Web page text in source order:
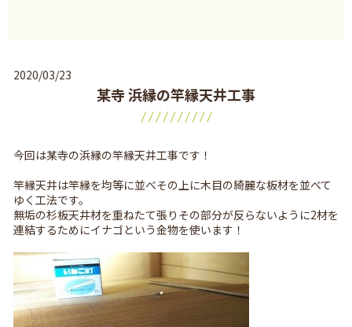
2020/03/23
某寺 浜縁の竿縁天井工事
今回は某寺の浜縁の竿縁天井工事です！
竿縁天井は竿縁を均等に並べその上に木目の綺麗な板材を並べて
ゆく工法です。
無垢の杉板天井材を重ねたて張りその部分が反らないように2材を
連結するためにイナゴという金物を使います！